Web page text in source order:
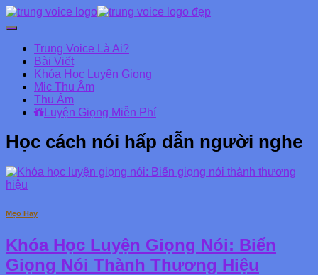
Chuyển
Danh
mục
chính
Trung Voice Là Ai?
Bài Viết
Khóa Học Luyện Giọng
Mic Thu Âm
Thu Âm
Luyện Giọng Miễn Phí
Học cách nói hấp dẫn người nghe
Mẹo Hay
Khóa Học Luyện Giọng Nói: Biến
Giọng Nói Thành Thương Hiệu